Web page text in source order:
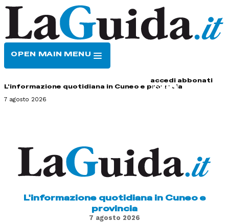
OPEN MAIN MENU
accedi abbonati
L'informazione quotidiana in Cuneo e provincia
7 agosto 2026
L'informazione quotidiana in Cuneo e
provincia
7 agosto 2026